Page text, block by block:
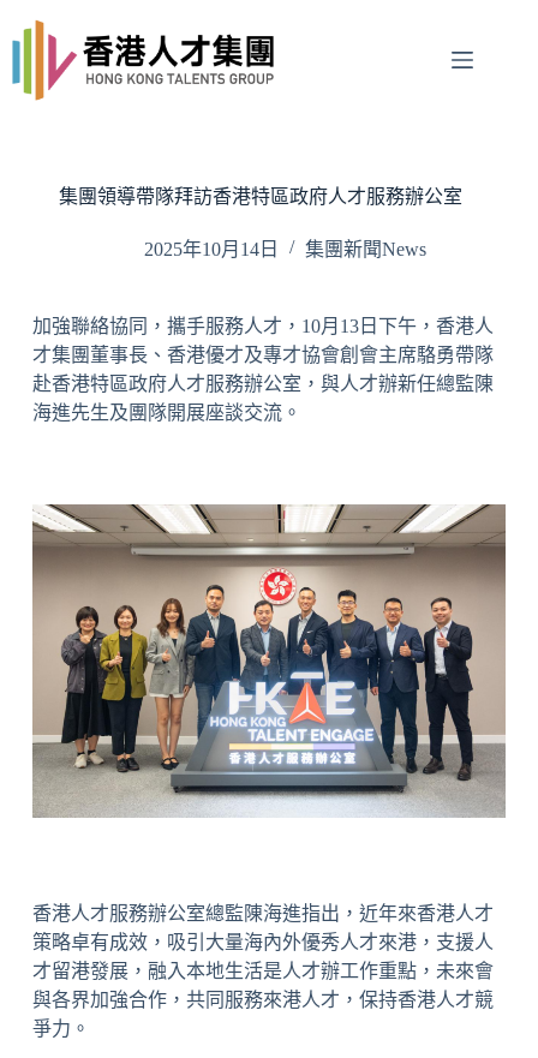
集團領導帶隊拜訪香港特區政府人才服務辦公室
2025年10月14日 集團新聞News
加強聯絡協同，攜手服務人才，10月13日下午，香港人
才集團董事長、香港優才及專才協會創會主席駱勇帶隊
赴香港特區政府人才服務辦公室，與人才辦新任總監陳
海進先生及團隊開展座談交流。
香港人才服務辦公室總監陳海進指出，近年來香港人才
策略卓有成效，吸引大量海內外優秀人才來港，支援人
才留港發展，融入本地生活是人才辦工作重點，未來會
與各界加強合作，共同服務來港人才，保持香港人才競
爭力。